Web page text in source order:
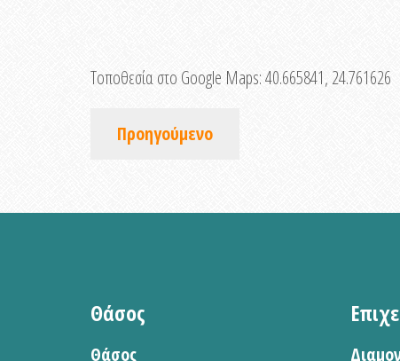
Τοποθεσία στο Google Maps:40.665841, 24.761626
Προηγούμενο
Θάσος
Θάσος